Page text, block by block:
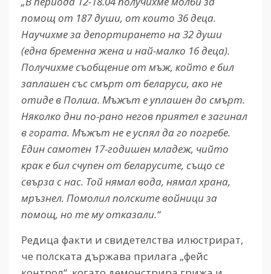
помощ от 187 души, от които 36 деца.
Научихме за депортирането на 32 души
(една бременна жена и най-малко 16 деца).
Получихме съобщение от мъж, който е бил
заплашен със смърт от беларуси, ако не
отиде в Полша. Мъжът е уплашен до смърт.
Няколко дни по-рано негов приятел е загинал
в гората. Мъжът не е успял да го погребе.
Един самотен 17-годишен младеж, чийто
крак е бил счупен от беларусите, също се
свърза с нас. Той нямал вода, нямал храна,
мръзнел. Помолил полските войници за
помощ, но те му отказали.“
Редица факти и свидетелства илюстрират,
че полската държава прилага „фейс